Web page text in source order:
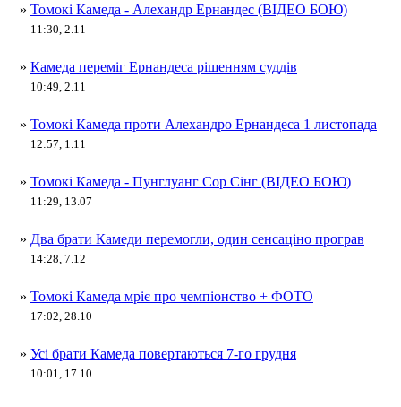
» Томокі Камеда - Алехандр Ернандес (ВІДЕО БОЮ)
11:30, 2.11
» Камеда переміг Ернандеса рішенням суддів
10:49, 2.11
» Томокі Камеда проти Алехандро Ернандеса 1 листопада
12:57, 1.11
» Томокі Камеда - Пунглуанг Сор Сінг (ВІДЕО БОЮ)
11:29, 13.07
» Два брати Камеди перемогли, один сенсаціно програв
14:28, 7.12
» Томокі Камеда мріє про чемпіонство + ФОТО
17:02, 28.10
» Усі брати Камеда повертаються 7-го грудня
10:01, 17.10